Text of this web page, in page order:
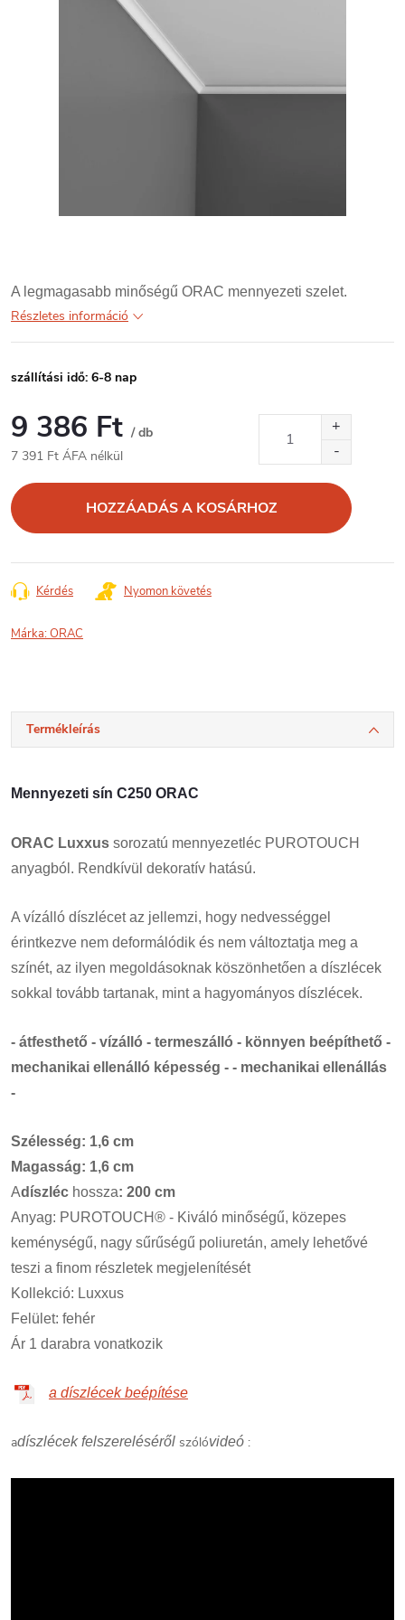
A legmagasabb minőségű ORAC mennyezeti szelet.
Részletes információ
szállítási idő: 6-8 nap
9 386 Ft / db
7 391 Ft ÁFA nélkül
HOZZÁADÁS A KOSÁRHOZ
Kérdés Nyomon követés
Márka:ORAC
Termékleírás
Mennyezeti sín C250 ORAC
ORAC Luxxus sorozatú mennyezetléc PUROTOUCH
anyagból. Rendkívül dekoratív hatású.
A vízálló díszlécet az jellemzi, hogy nedvességgel
érintkezve nem deformálódik és nem változtatja meg a
színét, az ilyen megoldásoknak köszönhetően a díszlécek
sokkal tovább tartanak, mint a hagyományos díszlécek.
- átfesthető - vízálló - termeszálló - könnyen beépíthető -
mechanikai ellenálló képesség - - mechanikai ellenállás
-
Szélesség: 1,6 cm
Magasság: 1,6 cm
Adíszléc hossza: 200 cm
Anyag: PUROTOUCH® - Kiváló minőségű, közepes
keménységű, nagy sűrűségű poliuretán, amely lehetővé
teszi a finom részletek megjelenítését
Kollekció: Luxxus
Felület: fehér
Ár 1 darabra vonatkozik
a díszlécek beépítése
adíszlécek felszereléséről szólóvideó :